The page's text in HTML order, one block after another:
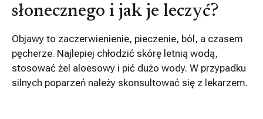
słonecznego i jak je leczyć?
Objawy to zaczerwienienie, pieczenie, ból, a czasem
pęcherze. Najlepiej chłodzić skórę letnią wodą,
stosować żel aloesowy i pić dużo wody. W przypadku
silnych poparzeń należy skonsultować się z lekarzem.